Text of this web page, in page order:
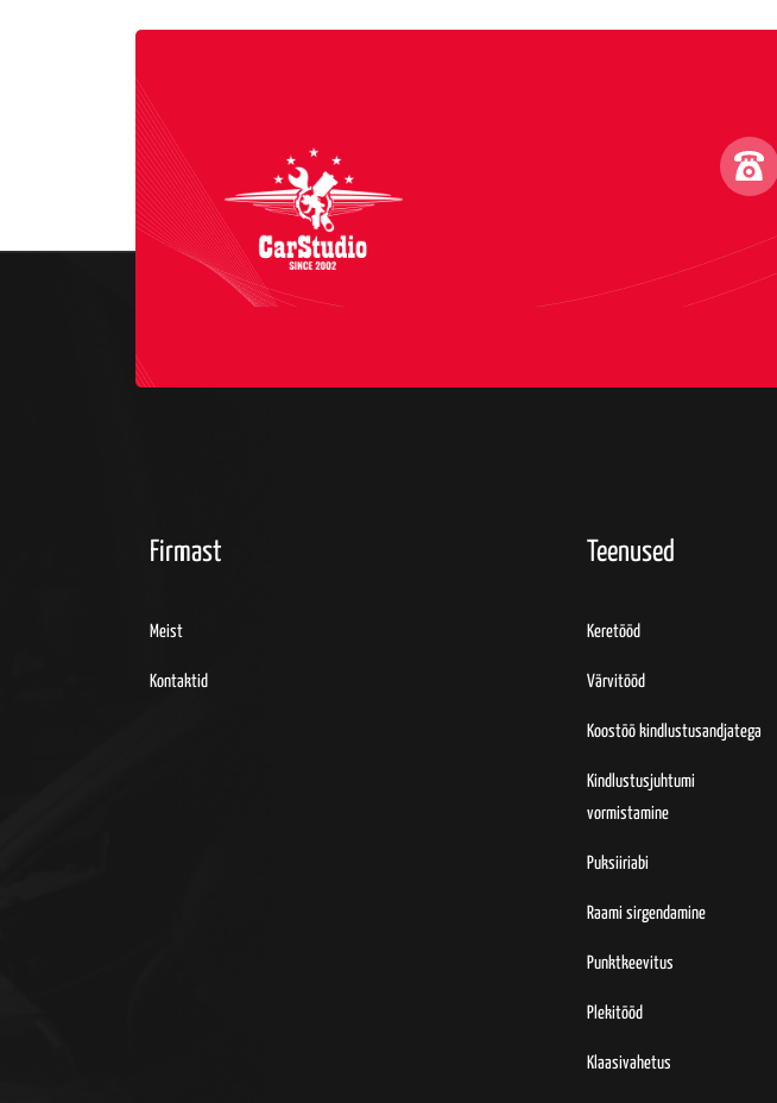
Firmast
Meist
Kontaktid
Teenused
Keretööd
Värvitööd
Koostöö kindlustusandjatega
Kindlustusjuhtumi
vormistamine
Puksiiriabi
Raami sirgendamine
Punktkeevitus
Plekitööd
Klaasivahetus